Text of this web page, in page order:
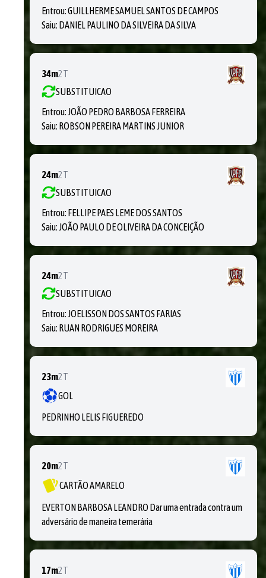
Entrou:GUILLHERME SAMUEL SANTOS DE CAMPOS
Saiu: DANIEL PAULINO DA SILVEIRA DA SILVA
34m2T
SUBSTITUICAO
Entrou:JOÃO PEDRO BARBOSA FERREIRA
Saiu: ROBSON PEREIRA MARTINS JUNIOR
24m2T
SUBSTITUICAO
Entrou: FELLIPE PAES LEME DOS SANTOS
Saiu:JOÃO PAULO DE OLIVEIRA DA CONCEIÇÃO
24m2T
SUBSTITUICAO
Entrou:JOELISSON DOS SANTOS FARIAS
Saiu: RUAN RODRIGUES MOREIRA
23m2T
GOL
PEDRINHO LELIS FIGUEREDO
20m2T
CARTÃO AMARELO
EVERTON BARBOSA LEANDRO Dar uma entrada contra um
adversário de maneira temerária
17m2T